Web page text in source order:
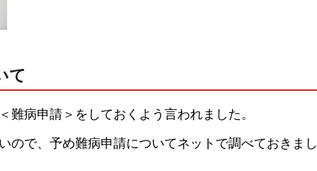
て
難病申請＞をしておくよう言われました。
ので、予め難病申請についてネットで調べておきまし